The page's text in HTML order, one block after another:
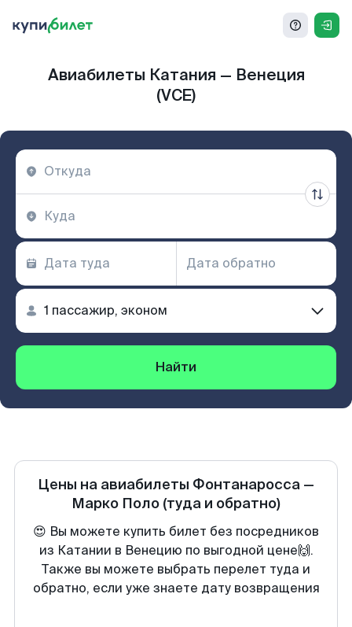
Авиабилеты Катания — Венеция
(VCE)
Найти
Цены на авиабилеты Фонтанаросса —
Марко Поло (туда и обратно)
😍 Вы можете купить билет без посредников
из Катании в Венецию по выгодной цене🙌.
Также вы можете выбрать перелет туда и
обратно, если уже знаете дату возвращения